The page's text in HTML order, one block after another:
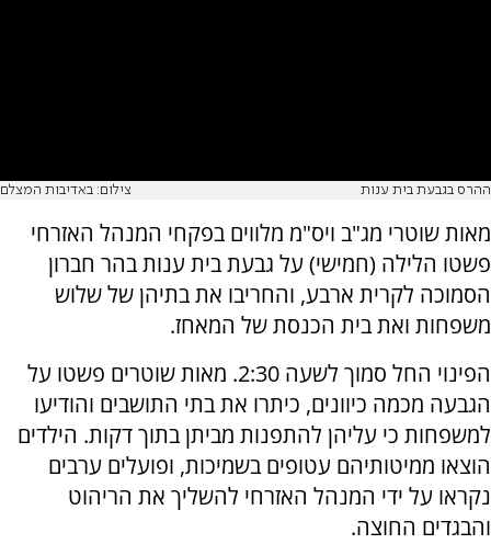
ההרס בגבעת בית ענות צילום: באדיבות המצלם
מאות שוטרי מג"ב ויס"מ מלווים בפקחי המנהל האזרחי
פשטו הלילה (חמישי) על גבעת בית ענות בהר חברון
הסמוכה לקרית ארבע, והחריבו את בתיהן של שלוש
משפחות ואת בית הכנסת של המאחז.
הפינוי החל סמוך לשעה 2:30. מאות שוטרים פשטו על
הגבעה מכמה כיוונים, כיתרו את בתי התושבים והודיעו
למשפחות כי עליהן להתפנות מביתן בתוך דקות. הילדים
הוצאו ממיטותיהם עטופים בשמיכות, ופועלים ערבים
נקראו על ידי המנהל האזרחי להשליך את הריהוט
והבגדים החוצה.